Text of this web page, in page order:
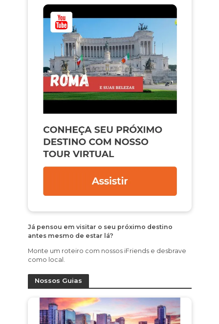
Já pensou em visitar o seu próximo destino
antes mesmo de estar lá?
Monte um roteiro com nossos iFriends e desbrave
como local.
Nossos Guias